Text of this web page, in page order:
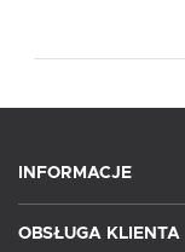
INFORMACJE
OBSŁUGA KLIENTA